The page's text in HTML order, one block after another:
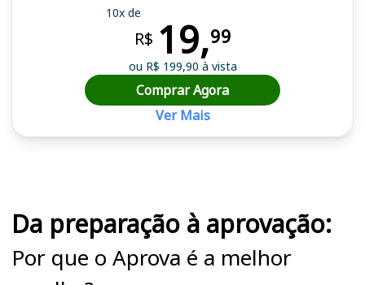
10x de
R$ 19,99
ou R$ 199,90 à vista
Comprar Agora
Ver Mais
Da preparação à aprovação:
Por que o Aprova é a melhor